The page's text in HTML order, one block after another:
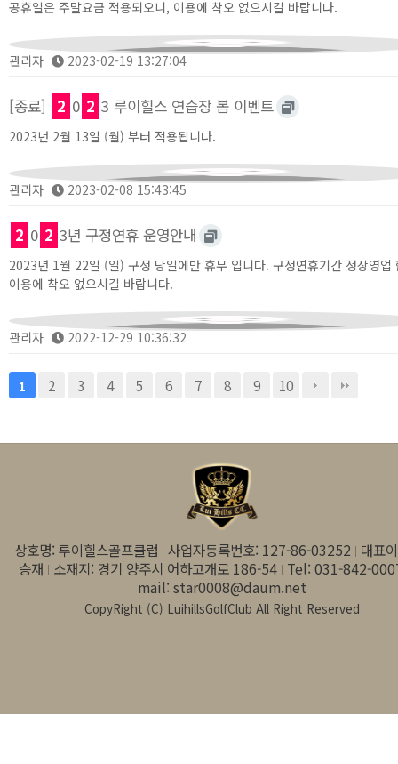
공휴일은 주말요금 적용되오니, 이용에 착오 없으시길 바랍니다.
관리자 2023-02-19 13:27:04
[종료] 2 0 2 3 루이힐스 연습장 봄 이벤트
2023년 2월 13일 (월) 부터 적용됩니다.
관리자 2023-02-08 15:43:45
2 0 2 3년 구정연휴 운영안내
2023년 1월 22일 (일) 구정 당일에만 휴무 입니다. 구정연휴기간 정상영업
이용에 착오 없으시길 바랍니다.
관리자 2022-12-29 10:36:32
1 2 3 4 5 6 7 8 9 10
상호명: 루이힐스골프클럽 사업자등록번호: 127-86-03252 대표
승재 소재지: 경기 양주시 어하고개로 186-54 Tel: 031-842-
mail: star0008@daum.net
CopyRight (C) LuihillsGolfClub All Right Reserved